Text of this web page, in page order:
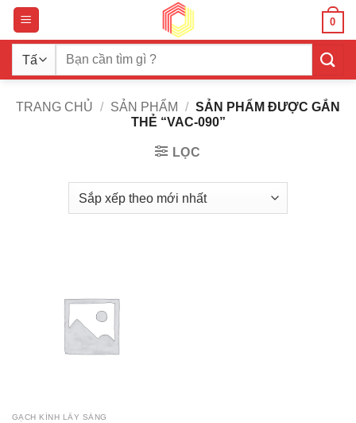
Bỏ
qua
nội
dung
0
Tìm
TRANG CHỦ / SẢN PHẨM / SẢN PHẨM ĐƯỢC GẮN
THẺ “VAC-090”
LỌC
GẠCH KÍNH LẤY SÁNG